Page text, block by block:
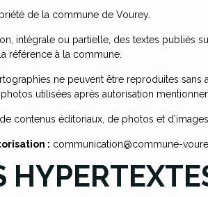
de la commune de Vourey.
intégrale ou partielle, des textes publiés
référence à la commune.
ne peuvent être reproduites
utilisées après autorisation
contenus éditoriaux, de photos et
: communication@commune-